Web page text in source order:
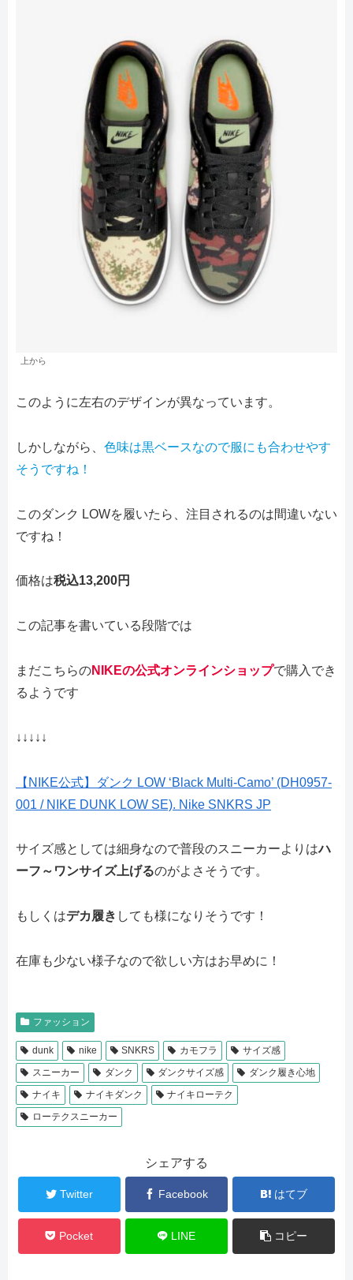
上から
このように左右のデザインが異なっています。
しかしながら、 色味は黒ベースなので服にも合わせやす
そうですね！
このダンク LOWを履いたら、注目されるのは間違いない
ですね！
価格は税込13,200円
この記事を書いている段階では
まだこちらのNIKEの公式オンラインショップで購入でき
るようです
↓↓↓↓↓
【NIKE公式】ダンク LOW ‘Black Multi-Camo’ (DH0957-
001 / NIKE DUNK LOW SE). Nike SNKRS JP
サイズ感としては細身なので普段のスニーカーよりはハ
ーフ～ワンサイズ上げるのがよさそうです。
もしくはデカ履き しても様になりそうです！
在庫も少ない様子なので欲しい方はお早めに！
ファッション
dunk nike SNKRS カモフラ
サイズ感
スニーカー
ダンク ダンクサイズ感
ダンク履き心地
ナイキ
ナイキダンク
ナイキローテク
ローテクスニーカー
シェアする
Twitter Facebook はてブ
Pocket LINE コピー